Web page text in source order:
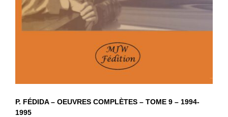
P. FÉDIDA – OEUVRES COMPLÈTES – TOME 9 – 1994-
1995